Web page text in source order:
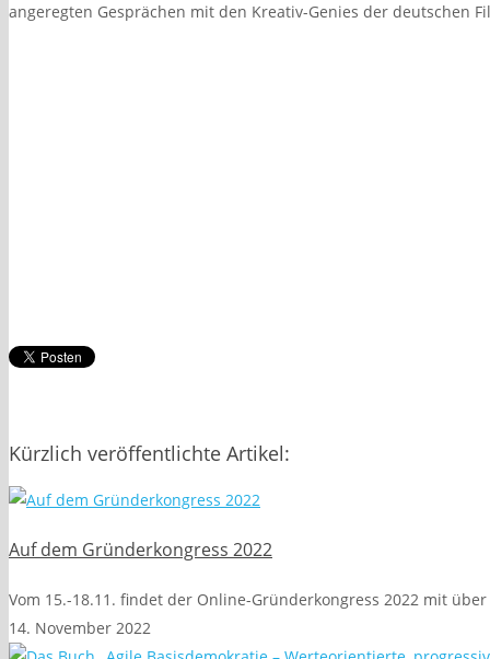
angeregten Gesprächen mit den Kreativ-Genies der deutschen
Kürzlich veröffentlichte Artikel:
Auf dem Gründerkongress 2022
Vom 15.-18.11. findet der Online-Gründerkongress 2022 mit
14. November 2022